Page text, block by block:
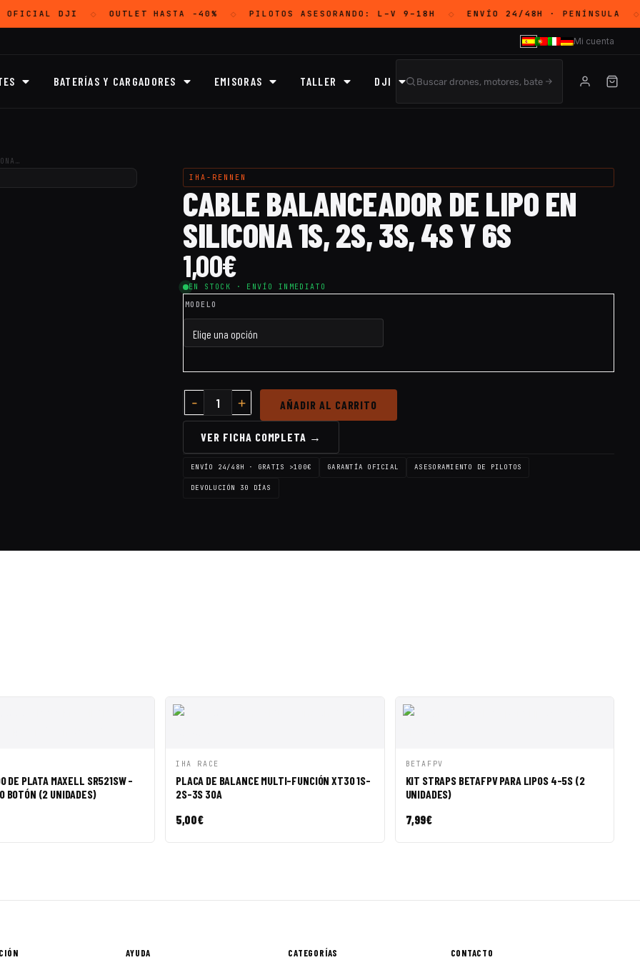
OFICIAL DJI OUTLET HASTA -40% PILOTOS ASESORANDO: L–V 9–18H ENVÍO 24/48H· PENÍNSULA
Mi cuenta
BATERÍAS Y CARGADORES EMISORAS TALLER DJI
IHA-RENNEN
CABLE BALANCEADOR DE LIPO EN
SILICONA 1S, 2S, 3S, 4S Y 6S
1,00€
EN STOCK · ENVÍO INMEDIATO
MODELO
AÑADIR AL CARRITO
VER FICHA COMPLETA →
ENVÍO 24/48H · GRATIS >100€ GARANTÍA OFICIAL ASESORAMIENTO DE PILOTOS
DEVOLUCIÓN 30 DÍAS
DE PLATA MAXELL SR521SW -
BOTÓN (2 UNIDADES)
VISTA RÁPIDA
IHA RACE
PLACA DE BALANCE MULTI-FUNCIÓN XT30 1S-
2S-3S 30A
5,00€
VISTA RÁPIDA
BETAFPV
KIT STRAPS BETAFPV PARA LIPOS 4-5S (2
UNIDADES)
7,99€
AYUDA CATEGORÍAS CONTACTO